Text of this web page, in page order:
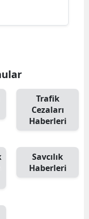
Trafik
Cezaları
Haberleri
Savcılık
Haberleri